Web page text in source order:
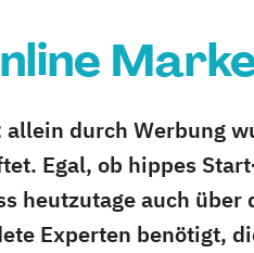
allein durch Werbung
Egal, ob hippes
heutzutage auch
Experten benötigt,